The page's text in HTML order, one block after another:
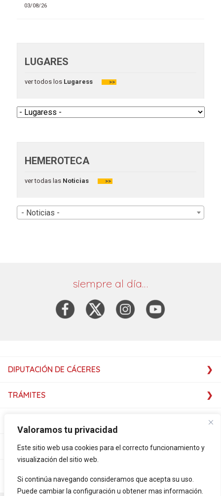
Valoramos tu privacidad
Este sitio web usa cookies para el correcto funcionamiento y
visualización del sitio web.
Si continúa navegando consideramos que acepta su uso.
Puede cambiar la configuración u obtener mas información.
03/08/26
LUGARES
ver todos losLugaress >>
HEMEROTECA
ver todas lasNoticias >>
- Noticias -
siempre al día…
DIPUTACIÓN DE CÁCERES
TRÁMITES
SERVICIOS